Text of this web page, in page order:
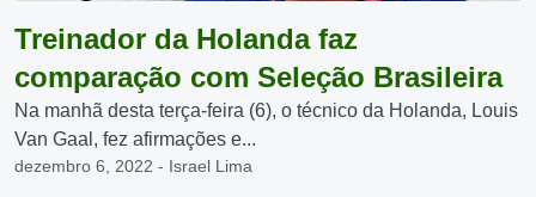
Treinador da Holanda faz
comparação com Seleção Brasileira
Na manhã desta terça-feira (6), o técnico da Holanda, Louis
Van Gaal, fez afirmações e...
dezembro 6, 2022 - Israel Lima